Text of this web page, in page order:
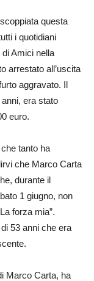
questa
i quotidiani
Amici nella
arrestato all’uscita
aggravato. Il
era stato
euro.
tanto ha
che Marco Carta
durante il
1 giugno, non
forza mia”.
53 anni che era
Marco Carta, ha